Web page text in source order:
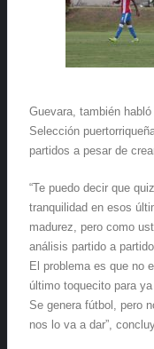
Guevara, también
Selección
partidos a pesar de
“Te puedo decir que
tranquilidad en esos
madurez, pero como
análisis partido a
El problema es que no
último toquecito para
Se genera fútbol, pero
nos lo va a dar”,